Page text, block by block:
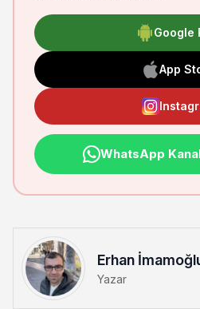
Google
App
WhatsApp
Erhan
Yazar